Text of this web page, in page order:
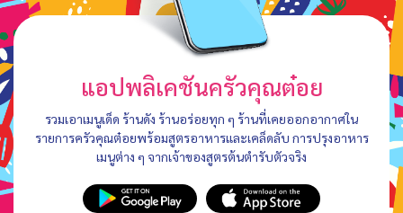
แอปพลิเคชันครัวคุณต๋อย
รวมเอาเมนูเด็ด ร้านดัง ร้านอร่อยทุก ๆ ร้านที่เคยออกอากาศใน
รายการครัวคุณต๋อยพร้อมสูตรอาหารและเคล็ดลับ การปรุงอาหาร
เมนูต่าง ๆ จากเจ้าของสูตรต้นตำรับตัวจริง